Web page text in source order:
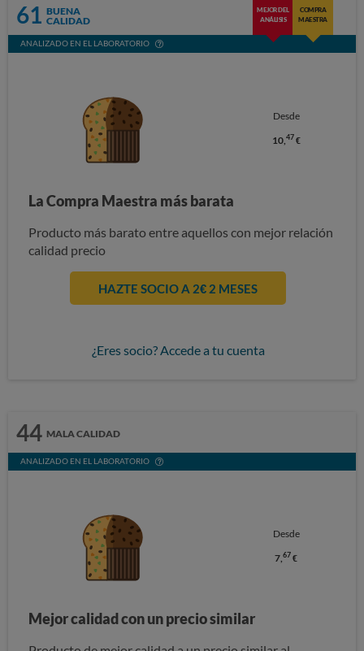
61 BUENA
CALIDAD
MEJOR DEL
ANÁLISIS
COMPRA
MAESTRA
ANALIZADO EN EL LABORATORIO
Desde
10, 47€
La Compra Maestra más barata
Producto más barato entre aquellos con mejor relación
calidad precio
HAZTE SOCIO A 2€ 2 MESES
¿Eres socio? Accede a tu cuenta
44 MALA CALIDAD
ANALIZADO EN EL LABORATORIO
Desde
7,67 €
Mejor calidad con un precio similar